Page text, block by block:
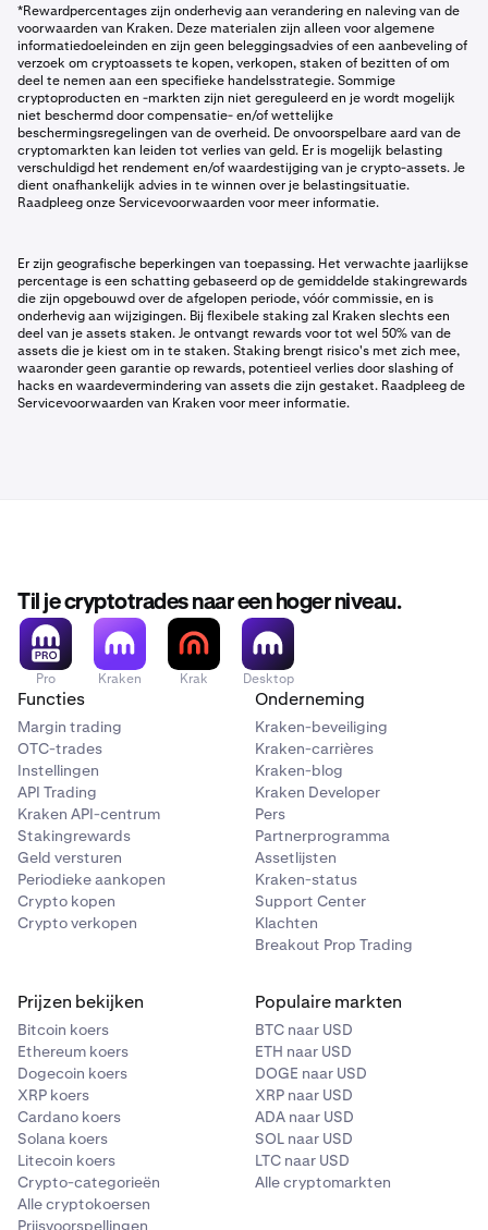
*Rewardpercentages zijn onderhevig aan verandering en naleving van de
voorwaarden van Kraken. Deze materialen zijn alleen voor algemene
informatiedoeleinden en zijn geen beleggingsadvies of een aanbeveling of
verzoek om cryptoassets te kopen, verkopen, staken of bezitten of om
deel te nemen aan een specifieke handelsstrategie. Sommige
cryptoproducten en -markten zijn niet gereguleerd en je wordt mogelijk
niet beschermd door compensatie- en/of wettelijke
beschermingsregelingen van de overheid. De onvoorspelbare aard van de
cryptomarkten kan leiden tot verlies van geld. Er is mogelijk belasting
verschuldigd het rendement en/of waardestijging van je crypto-assets. Je
dient onafhankelijk advies in te winnen over je belastingsituatie.
Raadpleeg onze Servicevoorwaarden voor meer informatie.
Er zijn geografische beperkingen van toepassing. Het verwachte jaarlijkse
percentage is een schatting gebaseerd op de gemiddelde stakingrewards
die zijn opgebouwd over de afgelopen periode, vóór commissie, en is
onderhevig aan wijzigingen. Bij flexibele staking zal Kraken slechts een
deel van je assets staken. Je ontvangt rewards voor tot wel 50% van de
assets die je kiest om in te staken. Staking brengt risico's met zich mee,
waaronder geen garantie op rewards, potentieel verlies door slashing of
hacks en waardevermindering van assets die zijn gestaket. Raadpleeg de
Servicevoorwaarden van Kraken voor meer informatie.
Til je cryptotrades naar een hoger niveau.
Pro Kraken Krak Desktop
Functies
Margin trading
OTC-trades
Instellingen
API Trading
Kraken API-centrum
Stakingrewards
Geld versturen
Periodieke aankopen
Crypto kopen
Crypto verkopen
Onderneming
Kraken-beveiliging
Kraken-carrières
Kraken-blog
Kraken Developer
Pers
Partnerprogramma
Assetlijsten
Kraken-status
Support Center
Klachten
Breakout Prop Trading
Prijzen bekijken
Bitcoin koers
Ethereum koers
Dogecoin koers
XRP koers
Cardano koers
Solana koers
Litecoin koers
Crypto-categorieën
Alle cryptokoersen
Prijsvoorspellingen
Populaire markten
BTC naar USD
ETH naar USD
DOGE naar USD
XRP naar USD
ADA naar USD
SOL naar USD
LTC naar USD
Alle cryptomarkten